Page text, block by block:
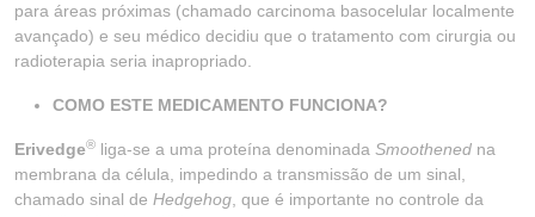
para áreas próximas (chamado carcinoma basocelular localmente
avançado) e seu médico decidiu que o tratamento com cirurgia ou
radioterapia seria inapropriado.
COMO ESTE MEDICAMENTO FUNCIONA?
Erivedge® liga-se a uma proteína denominada Smoothened na
membrana da célula, impedindo a transmissão de um sinal,
chamado sinal de Hedgehog , que é importante no controle da